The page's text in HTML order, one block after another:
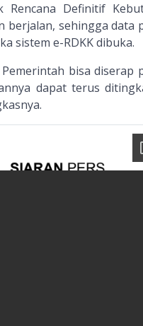
Rencana Definitif
berjalan, sehingga data
sistem e-RDKK dibuka.
bisa diserap
dapat terus